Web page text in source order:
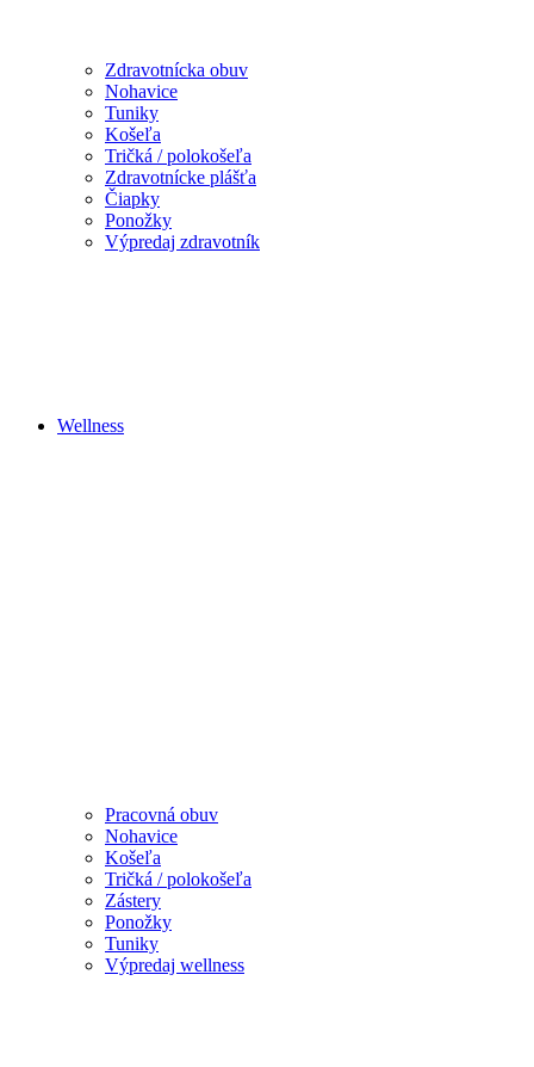
Zdravotnícka obuv
Nohavice
Tuniky
Košeľa
Tričká / polokošeľa
Zdravotnícke plášťa
Čiapky
Ponožky
Výpredaj zdravotník
Wellness
Pracovná obuv
Nohavice
Košeľa
Tričká / polokošeľa
Zástery
Ponožky
Tuniky
Výpredaj wellness